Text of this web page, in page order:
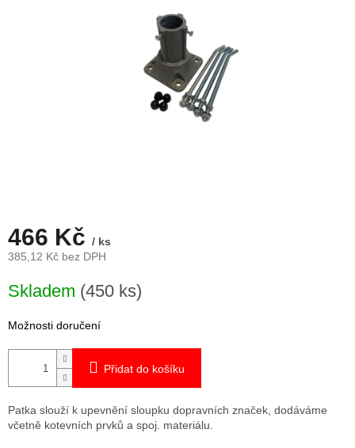
466 Kč / ks
385,12 Kč bez DPH
cena:
Skladem (450 ks)
Možnosti doručení
Přidat do košíku
Patka slouží k upevnění sloupku dopravních značek, dodáváme
včetně kotevních prvků a spoj. materiálu.